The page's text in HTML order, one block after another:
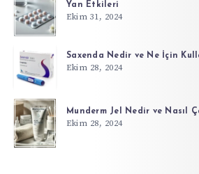
Yan Etkileri
Ekim 31, 2024
Saxenda Nedir ve Ne İçin
Ekim 28, 2024
Munderm Jel Nedir ve Nasıl
Ekim 28, 2024